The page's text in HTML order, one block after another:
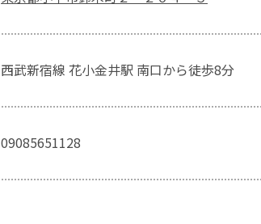
西武新宿線 花小金井駅 南口から徒歩8分
09085651128